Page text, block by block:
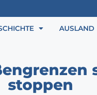
AUSLAND
stoppen